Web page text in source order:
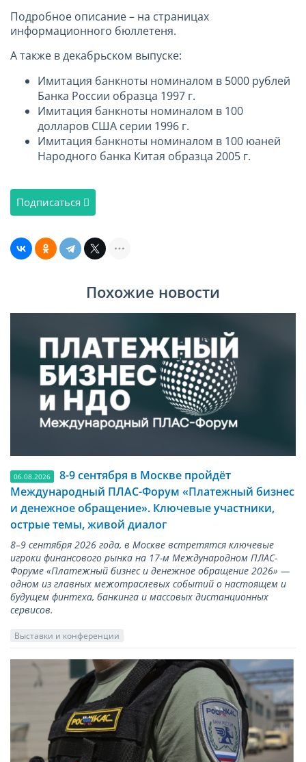
Подробное описание – на страницах
информационного бюллетеня.
А также в декабрьском выпуске:
Имитация банкноты номиналом в 5000 рублей
Банка России образца 1997 г.
Имитация банкноты номиналом в 100
долларов США серии 1996 г.
Имитация банкноты номиналом в 100 юаней
Народного банка Китая образца 2005 г.
Подписаться
Похожие новости
06.08.2026
8-9 сентября в Москве пройдёт
Международный ПЛАС-Форум «Платежный бизнес
и денежное обращение». Ключевые участники,
острые темы, живой диалог
8–9 сентября 2026 года, в Москве встретятся ключевые
игроки финансового рынка на 17-м Международном ПЛАС-
Форуме «Платежный бизнес и денежное обращение 2026» —
одном из главных межотраслевых событий о настоящем и
будущем финтеха, банкинга и массовых дистанционных
сервисов.
Выставки и конференции